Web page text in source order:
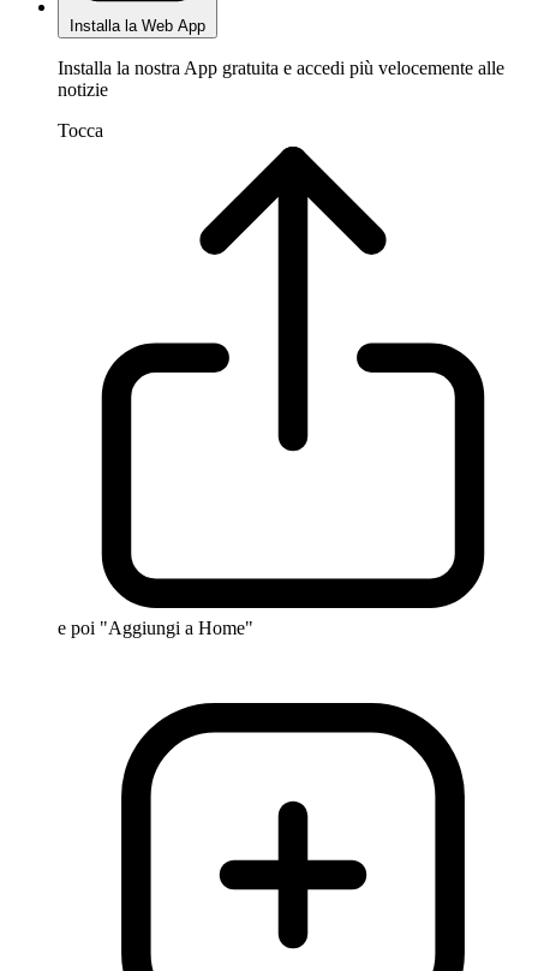
Installa la Web App
Installa la nostra App gratuita e accedi più velocemente alle
notizie
Tocca
e poi "Aggiungi a Home"